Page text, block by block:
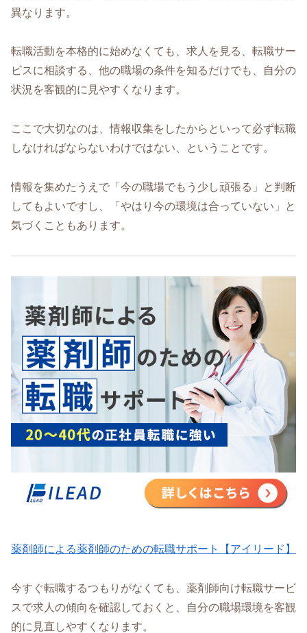
異なります。
転職活動を本格的に始めなくても、求人を見る、転職サー
ビスに相談する、他の職場の条件を知るだけでも、自分の
状況を客観的に見やすくなります。
ここで大切なのは、情報収集をしたからといって必ず転職
しなければならないわけではない、ということです。
情報を集めたうえで「今の職場でもう少し頑張る」と判断
してもよいですし、「やはり今の環境は合っていない」と
気づくこともあります。
薬剤師による薬剤師のための転職サポート【アイリード】
今すぐ転職するつもりがなくても、薬剤師向け転職サービ
スで求人の傾向を確認しておくと、自分の職場環境を客観
的に見直しやすくなります。